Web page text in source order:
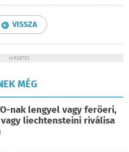
VISSZA
HIRDETÉS
MÉG
nak lengyel vagy feröeri,
liechtensteini riválisa